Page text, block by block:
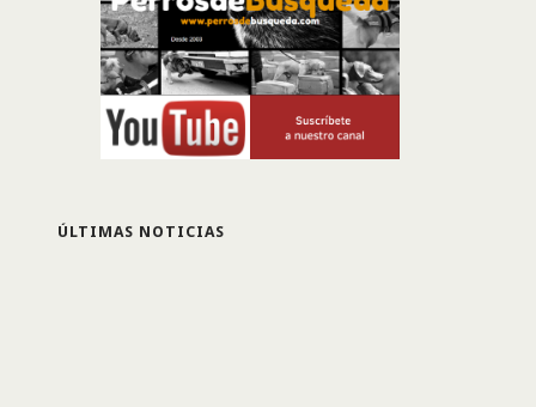
ÚLTIMAS NOTICIAS